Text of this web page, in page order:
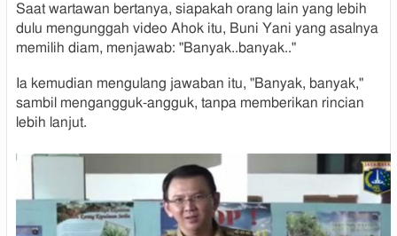
Saat wartawan bertanya, siapakah orang lain yang lebih
dulu mengunggah video Ahok itu, Buni Yani yang asalnya
memilih diam, menjawab: "Banyak..banyak.."
Ia kemudian mengulang jawaban itu, "Banyak, banyak,"
sambil mengangguk-angguk, tanpa memberikan rincian
lebih lanjut.